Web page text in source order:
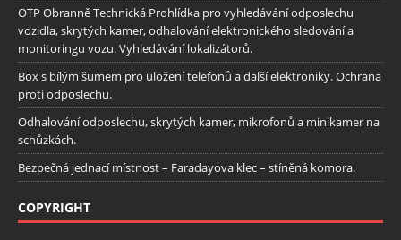
OTP Obranně Technická Prohlídka pro vyhledávání odposlechu
vozidla, skrytých kamer, odhalování elektronického sledování a
monitoringu vozu. Vyhledávání lokalizátorů.
Box s bílým šumem pro uložení telefonů a další elektroniky. Ochrana
proti odposlechu.
Odhalování odposlechu, skrytých kamer, mikrofonů a minikamer na
schůzkách.
Bezpečná jednací místnost – Faradayova klec – stíněná komora.
COPYRIGHT